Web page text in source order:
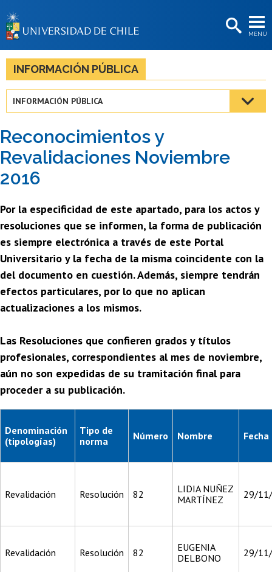
MENÚ
BIBLIOTECAS
LA UNIVERSIDAD
Estudiantes
Académicas/os
Funcionarias/os
INFORMACIÓN PÚBLICA
INFORMACIÓN PÚBLICA
Reconocimientos y
Revalidaciones Noviembre
2016
Por la especificidad de este apartado, para los actos y
resoluciones que se informen, la forma de publicación
es siempre electrónica a través de este Portal
Universitario y la fecha de la misma coincidente con la
del documento en cuestión. Además, siempre tendrán
efectos particulares, por lo que no aplican
actualizaciones a los mismos.
Las Resoluciones que confieren grados y títulos
profesionales, correspondientes al mes de noviembre,
aún no son expedidas de su tramitación final para
proceder a su publicación.
Denominación
(tipologías)
Tipo de
norma
Número Nombre Fecha
Revalidación Resolución 82
LIDIA NUÑEZ
MARTÍNEZ
29/
Revalidación Resolución 82
EUGENIA
DELBONO
29/